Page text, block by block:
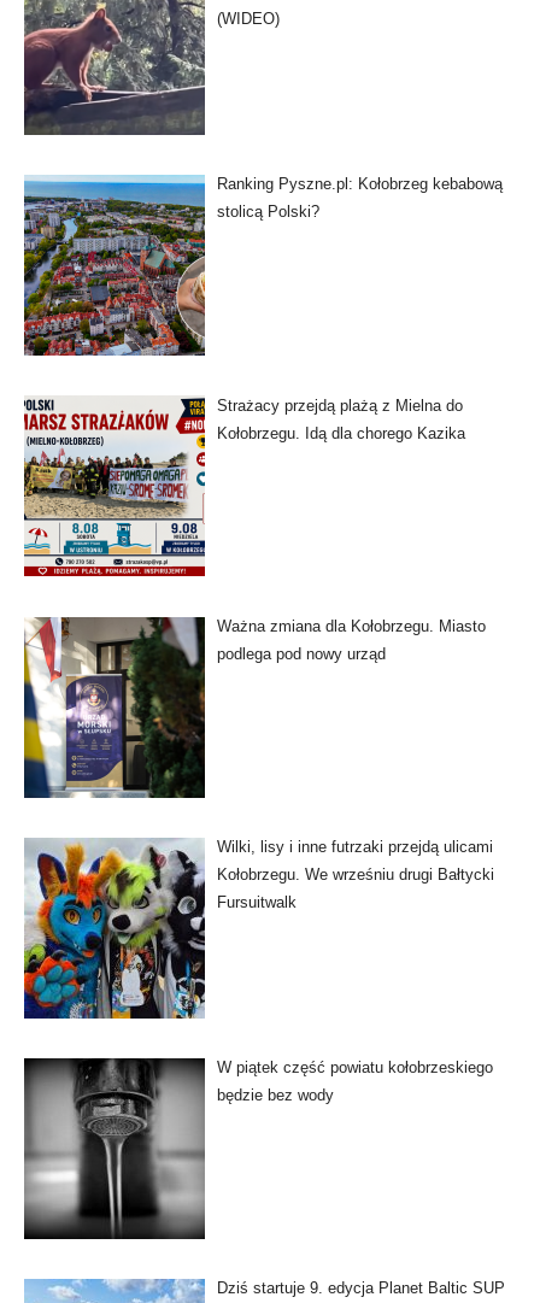
(WIDEO)
Ranking Pyszne.pl: Kołobrzeg kebabową
stolicą Polski?
Strażacy przejdą plażą z Mielna do
Kołobrzegu. Idą dla chorego Kazika
Ważna zmiana dla Kołobrzegu. Miasto
podlega pod nowy urząd
Wilki, lisy i inne futrzaki przejdą ulicami
Kołobrzegu. We wrześniu drugi Bałtycki
Fursuitwalk
W piątek część powiatu kołobrzeskiego
będzie bez wody
Dziś startuje 9. edycja Planet Baltic SUP